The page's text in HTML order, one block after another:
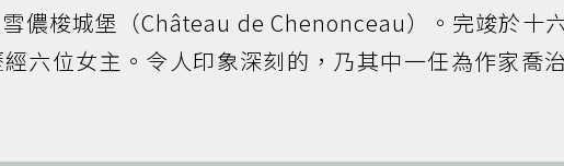
儂梭城堡（Château de Chenonceau）。完竣於十
六位女主。令人印象深刻的，乃其中一任為作家喬